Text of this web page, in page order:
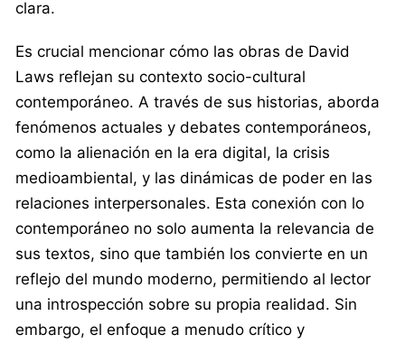
clara.
Es crucial mencionar cómo las obras de David
Laws reflejan su contexto socio-cultural
contemporáneo. A través de sus historias, aborda
fenómenos actuales y debates contemporáneos,
como la alienación en la era digital, la crisis
medioambiental, y las dinámicas de poder en las
relaciones interpersonales. Esta conexión con lo
contemporáneo no solo aumenta la relevancia de
sus textos, sino que también los convierte en un
reflejo del mundo moderno, permitiendo al lector
una introspección sobre su propia realidad. Sin
embargo, el enfoque a menudo crítico y